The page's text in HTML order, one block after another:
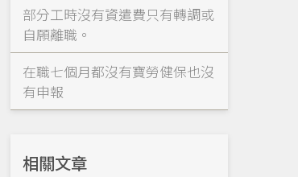
部分工時沒有資遣費只有轉調或
自願離職。
在職七個月都沒有寶勞健保也沒
有申報
相關文章